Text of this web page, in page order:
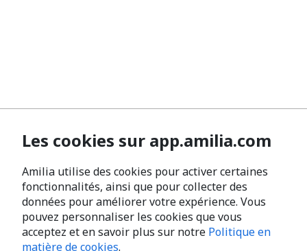
Les cookies sur app.amilia.com
Amilia utilise des cookies pour activer certaines
fonctionnalités, ainsi que pour collecter des
données pour améliorer votre expérience. Vous
pouvez personnaliser les cookies que vous
acceptez et en savoir plus sur notre Politique en
matière de cookies.